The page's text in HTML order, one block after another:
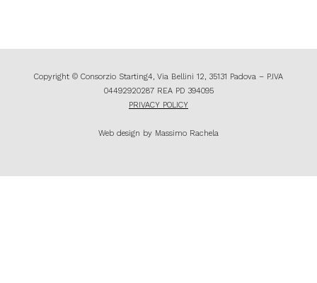
Copyright © Consorzio Starting4, Via Bellini 12, 35131 Padova – P.IVA
04492920287 REA PD 394095
PRIVACY POLICY
Web design by Massimo Rachela